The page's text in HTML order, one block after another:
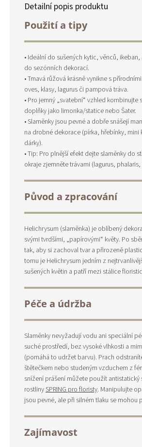
Detailní popis produktu
Použití a tipy
• Ideální do sušených kytic, věnců,
do sezónních dekorací.
• Tmavá růžová krásně vynikne s
oves, klasy, lagurus či pampová tráva.
• Pro jemný „svatební“ vzhled kombinujte
doplňky jako limonka/statice nebo Šater.
• Slaměnky jsou pevné a dobře snášejí
na drobné dekorace (pírka, hřebínky, mini
dárky).
• Tip: Pro plnější efekt dejte slaměnky do
okraje zjemněte trávami (lagurus, phalaris,
Původ a zpracování
Helichrysum (slaměnka) je oblíbený
svými tvrdšími, „papírovými“ květy. Po
tak, aby si zachoval tvar a přirozeně
tomu je Helichrysum jedním z
sušených květin a patří mezi stálice
Péče a údržba
Slaměnky nevyžadují vodu ani speciální
suché prostředí, bez vysoké vlhkosti a
(pomáhá to udržet barvu). Prach
štětečkem nebo studeným vzduchem z
snížení prášení můžete použít antistatický
rostlinySPRING pro floristy. Manipulujte
jsou pevné, ale při silném tlaku se mohou
Zajímavost